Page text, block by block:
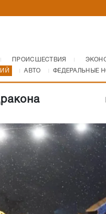
ПРОИСШЕСТВИЯ
АВТО ФЕДЕРАЛЬНЫЕ